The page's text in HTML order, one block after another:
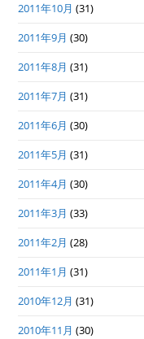
2011年10月 (31)
2011年9月 (30)
2011年8月 (31)
2011年7月 (31)
2011年6月 (30)
2011年5月 (31)
2011年4月 (30)
2011年3月 (33)
2011年2月 (28)
2011年1月 (31)
2010年12月 (31)
2010年11月 (30)